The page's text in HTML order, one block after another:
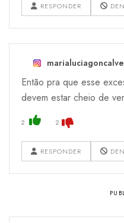
RESPONDER
Então pra que esse
devem estar cheio de
2 2
RESPONDER